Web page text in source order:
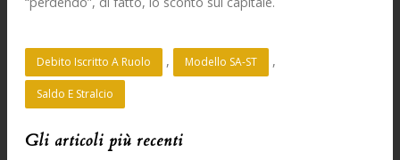
Debito Iscritto A Ruolo , Modello SA-ST ,
Saldo E Stralcio
Gli articoli più recenti